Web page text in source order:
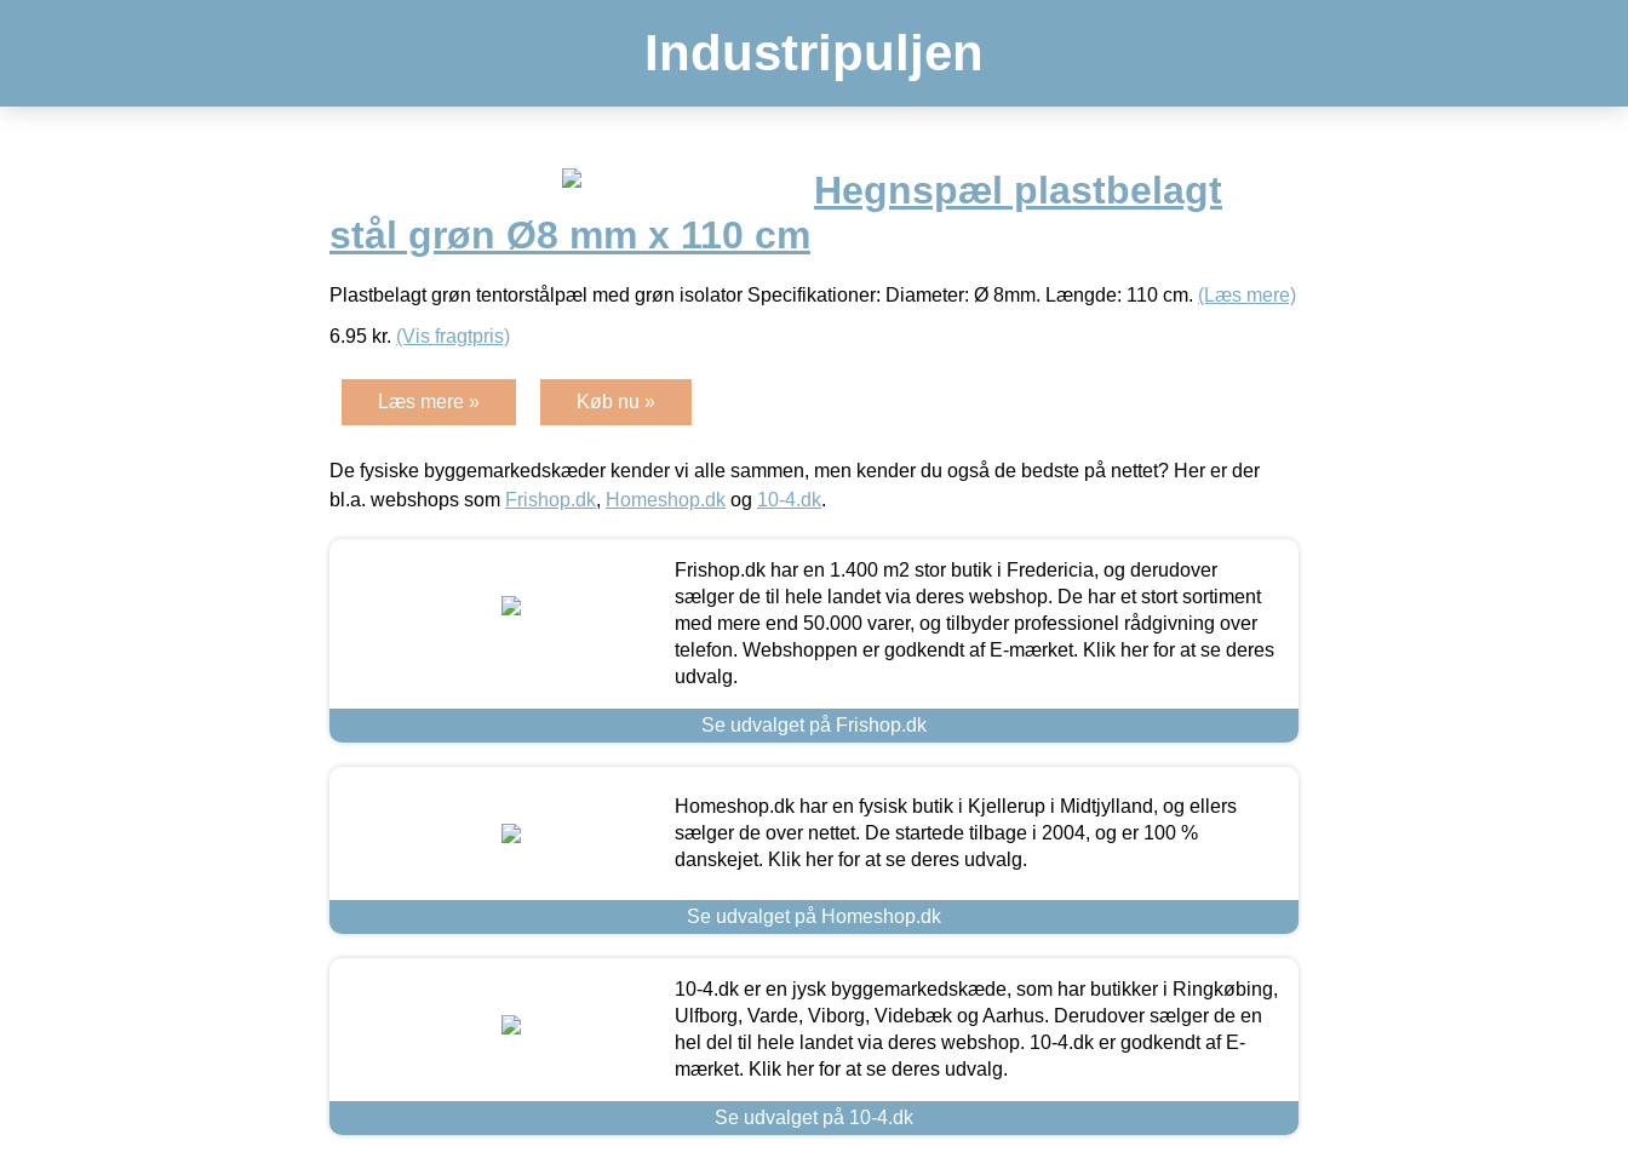
Industripuljen
Hegnspæl plastbelagt
stål grøn Ø8 mm x 110 cm
Plastbelagt grøn tentorstålpæl med grøn isolator Specifikationer: Diameter: Ø 8mm. Længde: 110 cm. (Læs mere)
6.95 kr. (Vis fragtpris)
Læs mere » Køb nu »
De fysiske byggemarkedskæder kender vi alle sammen, men kender du også de bedste på nettet? Her er der
bl.a. webshops som Frishop.dk, Homeshop.dk og 10-4.dk.
Frishop.dk har en 1.400 m2 stor butik i Fredericia, og derudover
sælger de til hele landet via deres webshop. De har et stort sortiment
med mere end 50.000 varer, og tilbyder professionel rådgivning over
telefon. Webshoppen er godkendt af E-mærket. Klik her for at se deres
udvalg.
Se udvalget på Frishop.dk
Homeshop.dk har en fysisk butik i Kjellerup i Midtjylland, og ellers
sælger de over nettet. De startede tilbage i 2004, og er 100 %
danskejet. Klik her for at se deres udvalg.
Se udvalget på Homeshop.dk
10-4.dk er en jysk byggemarkedskæde, som har butikker i Ringkøbing,
Ulfborg, Varde, Viborg, Videbæk og Aarhus. Derudover sælger de en
hel del til hele landet via deres webshop. 10-4.dk er godkendt af E-
mærket. Klik her for at se deres udvalg.
Se udvalget på 10-4.dk